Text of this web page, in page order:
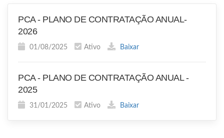
PCA - PLANO DE CONTRATAÇÃO ANUAL-
2026
01/08/2025 Ativo Baixar
PCA - PLANO DE CONTRATAÇÃO ANUAL -
2025
31/01/2025 Ativo Baixar